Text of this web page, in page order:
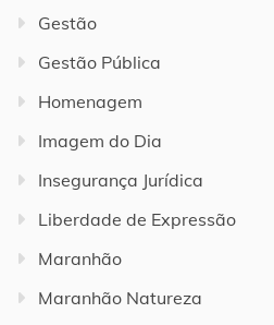
Gestão
Gestão Pública
Homenagem
Imagem do Dia
Insegurança Jurídica
Liberdade de Expressão
Maranhão
Maranhão Natureza